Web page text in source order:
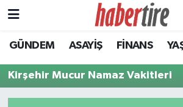
GÜNDEM ASAYİŞ FİNANS
Kirşehir Mucur Namaz Vakitleri
Tire Nöbetçi Eczaneler
Tire Hava Durumu